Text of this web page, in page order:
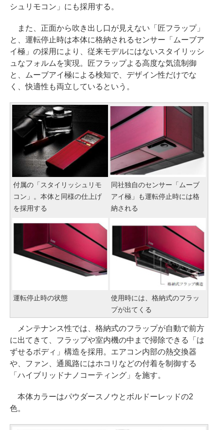
シュリモコン」にも採用する。
また、正面から吹き出し口が見えない「匠フラップ」
と、運転停止時は本体に格納されるセンサー「ムーブア
イ極」の採用により、従来モデルにはないスタイリッシ
ュなフォルムを実現。匠フラップよる高度な気流制御
と、ムーブアイ極による検知で、デザイン性だけでな
く、快適性も両立しているという。
付属の「スタイリッシュリモ
コン」。本体と同様の仕上げ
を採用する
同社独自のセンサー「ムーブ
アイ極」も運転停止時には格
納される
運転停止時の状態
使用時には、格納式のフラッ
プが出てくる
メンテナンス性では、格納式のフラップが自動で前方
に出てきて、フラップや室内機の中まで掃除できる「は
ずせるボディ」構造を採用。エアコン内部の熱交換器
や、ファン、通風路にはホコリなどの付着を制御する
「ハイブリッドナノコーティング」を施す。
本体カラーはパウダースノウとボルドーレッドの2
色。